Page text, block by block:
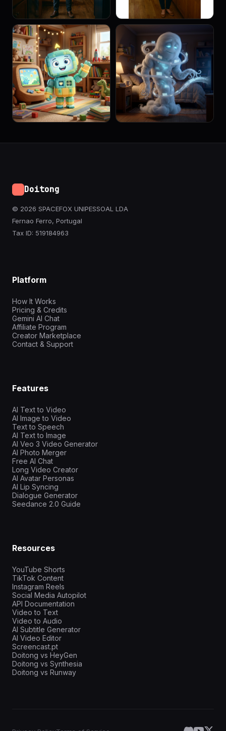
Doitong
© 2026 SPACEFOX UNIPESSOAL LDA
Fernao Ferro, Portugal
Tax ID: 519184963
Platform
How It Works
Pricing & Credits
Gemini AI Chat
Affiliate Program
Creator Marketplace
Contact & Support
Features
AI Text to Video
AI Image to Video
Text to Speech
AI Text to Image
AI Veo 3 Video Generator
AI Photo Merger
Free AI Chat
Long Video Creator
AI Avatar Personas
AI Lip Syncing
Dialogue Generator
Seedance 2.0 Guide
Resources
YouTube Shorts
TikTok Content
Instagram Reels
Social Media Autopilot
API Documentation
Video to Text
Video to Audio
AI Subtitle Generator
AI Video Editor
Screencast.pt
Doitong vs HeyGen
Doitong vs Synthesia
Doitong vs Runway